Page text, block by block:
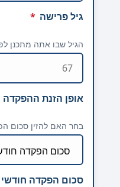
גיל פרישה *
הגיל שבו אתה מתכנן לפרוש
אופן הזנת
בחר האם להזין סכום
סכום הפקדה חודשי